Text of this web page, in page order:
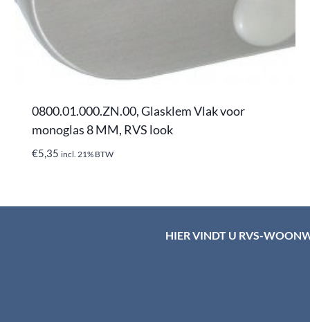
0800.01.000.ZN.00, Glasklem Vlak voor
monoglas 8 MM, RVS look
€5,35 incl. 21% BTW
HIER VINDT U RVS-